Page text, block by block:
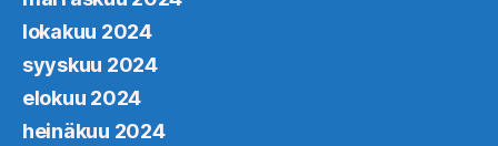
lokakuu 2024
syyskuu 2024
elokuu 2024
heinäkuu 2024